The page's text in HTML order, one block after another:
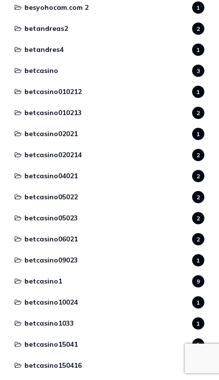
besyohocam.com 2 1
betandreas2 2
betandres4 1
betcasino 3
betcasino010212 1
betcasino010213 2
betcasino02021 1
betcasino020214 2
betcasino04021 2
betcasino05022 2
betcasino05023 2
betcasino06021 2
betcasino09023 1
betcasino1 9
betcasino10024 1
betcasino1033 1
betcasino15041 1
betcasino150416